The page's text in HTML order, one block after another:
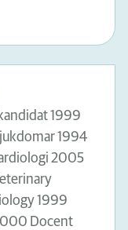
1999
1994
2005
1999
Docent